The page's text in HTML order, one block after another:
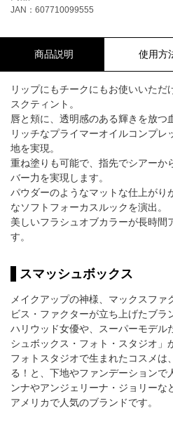
JAN：607710099555
商品説明 使用方
リップにもチークにもお使いいただ
スクティント。
唇と頬に、透明感のある輝きを放つ
リッチなプライマーオイルコンプ
地を実現。
重ね塗りも可能で、指先でシアーか
バー力を実現します。
パウダーのようなマットな仕上がり
なソフトフォーカスルックを演出。
美しいフラシュオブカラーが長時間
す。
スマッシュボックス
メイクアップの神様、マックスファ
ビス・ファクターが立ち上げたブラ
ハリウッド女優や、スーパーモデル
シュボックス・フォト・スタジオ」
フォトスタジオで生まれたコスメは
る！と、下地やファンデーションで
ンナやアンジェリーナ・ジョリーな
アメリカで人気のブランドです。